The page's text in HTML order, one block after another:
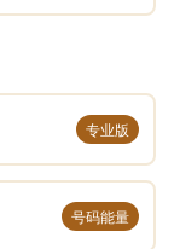
艮下
坎下
兑下
专业版
号码能量